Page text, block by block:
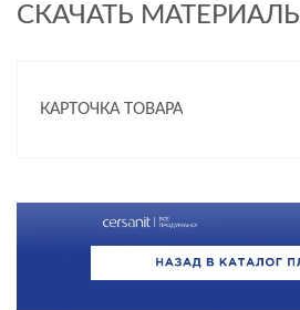
СКАЧАТЬ МАТЕРИАЛЫ
КАРТОЧКА ТОВАРА